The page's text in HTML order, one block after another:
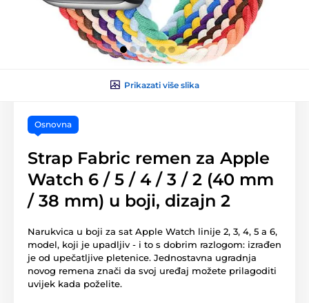
Prikazati više slika
Osnovna
Strap Fabric remen za Apple
Watch 6 / 5 / 4 / 3 / 2 (40 mm
/ 38 mm) u boji, dizajn 2
Narukvica u boji za sat Apple Watch linije 2, 3, 4, 5 a 6,
model, koji je upadljiv - i to s dobrim razlogom: izrađen
je od upečatljive pletenice. Jednostavna ugradnja
novog remena znači da svoj uređaj možete prilagoditi
uvijek kada poželite.